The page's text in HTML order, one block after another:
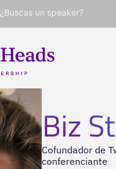
¿Buscas un speaker?
Biz
Cofundador de
conferenciante